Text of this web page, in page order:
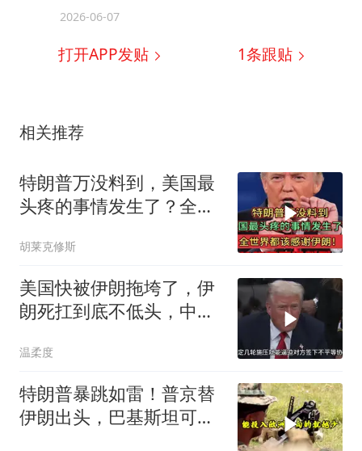
2026-06-07
打开APP发贴 1条跟贴
相关推荐
特朗普万没料到，美国最
头疼的事情发生了？全世
胡莱克修斯
美国快被伊朗拖垮了，伊
朗死扛到底不低头，中国
温柔度
特朗普暴跳如雷！普京替
伊朗出头，巴基斯坦可能